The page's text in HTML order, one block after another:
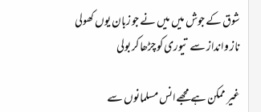
شوق کے جوش میں میں نے جو زبان یوں کھولی
ناز و انداز سے تیوری کو چڑھا کر بولی
غیر ممکن ہے مجھے انس مسلمانوں سے